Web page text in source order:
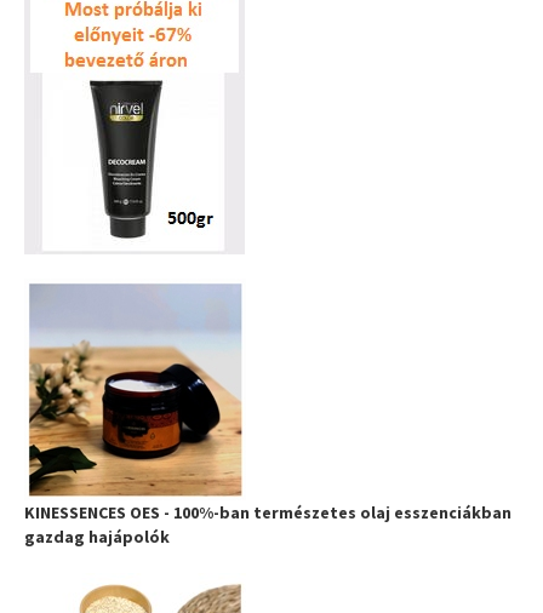
KINESSENCES OES - 100%-ban természetes olaj esszenciákban
gazdag hajápolók